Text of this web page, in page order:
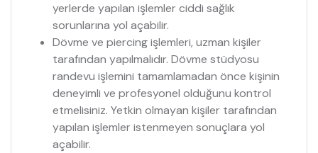
yerlerde yapılan işlemler ciddi sağlık
sorunlarına yol açabilir.
Dövme ve piercing işlemleri, uzman kişiler
tarafından yapılmalıdır. Dövme stüdyosu
randevu işlemini tamamlamadan önce kişinin
deneyimli ve profesyonel olduğunu kontrol
etmelisiniz. Yetkin olmayan kişiler tarafından
yapılan işlemler istenmeyen sonuçlara yol
açabilir.